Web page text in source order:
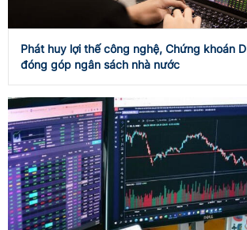
Phát huy lợi thế công nghệ, Chứng khoán
đóng góp ngân sách nhà nước